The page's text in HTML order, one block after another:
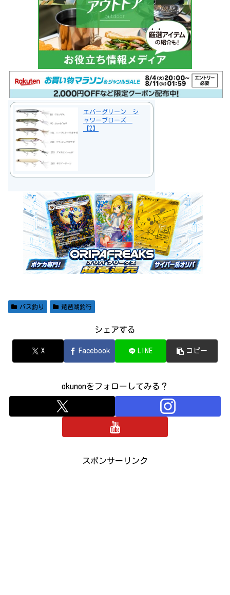
エバーグリーン シ
ャワーブローズ
【2】
バス釣り 琵琶湖釣行
シェアする
X Facebook LINE コピー
okunonをフォローしてみる？
スポンサーリンク